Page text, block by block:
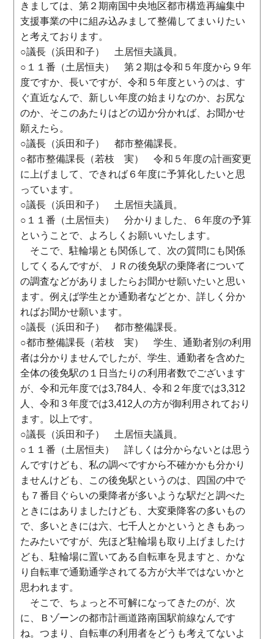
きましては、第２期南国中央地区都市構造再編集中
支援事業の中に組み込みまして整備してまいりたい
と考えております。
○議長（浜田和子） 土居恒夫議員。
○１１番（土居恒夫） 第２期は令和５年度から９年
度ですか、長いですが、令和５年度というのは、す
ぐ直近なんで、新しい年度の始まりなのか、お尻な
のか、そこのあたりはどの辺か分かれば、お聞かせ
願えたら。
○議長（浜田和子） 都市整備課長。
○都市整備課長（若枝 実） 令和５年度の計画変更
に上げまして、できれば６年度に予算化したいと思
っています。
○議長（浜田和子） 土居恒夫議員。
○１１番（土居恒夫） 分かりました、６年度の予算
ということで、よろしくお願いいたします。
そこで、駐輪場とも関係して、次の質問にも関係
してくるんですが、ＪＲの後免駅の乗降者について
の調査などがありましたらお聞かせ願いたいと思い
ます。例えば学生とか通勤者などとか、詳しく分か
ればお聞かせ願います。
○議長（浜田和子） 都市整備課長。
○都市整備課長（若枝 実） 学生、通勤者別の利用
者は分かりませんでしたが、学生、通勤者を含めた
全体の後免駅の１日当たりの利用者数でございます
が、令和元年度では3,784人、令和２年度では3,312
人、令和３年度では3,412人の方が御利用されており
ます。以上です。
○議長（浜田和子） 土居恒夫議員。
○１１番（土居恒夫） 詳しくは分からないとは思う
んですけども、私の調べですから不確かかも分かり
ませんけども、この後免駅というのは、四国の中で
も７番目ぐらいの乗降者が多いような駅だと調べた
ときにはありましたけども、大変乗降客の多いもの
で、多いときには六、七千人とかというときもあっ
たみたいですが、先ほど駐輪場も取り上げましたけ
ども、駐輪場に置いてある自転車を見ますと、かな
り自転車で通勤通学されてる方が大半ではないかと
思われます。
そこで、ちょっと不可解になってきたのが、次
に、Ｂゾーンの都市計画道路南国駅前線なんです
ね。つまり、自転車の利用者をどうも考えてないよ